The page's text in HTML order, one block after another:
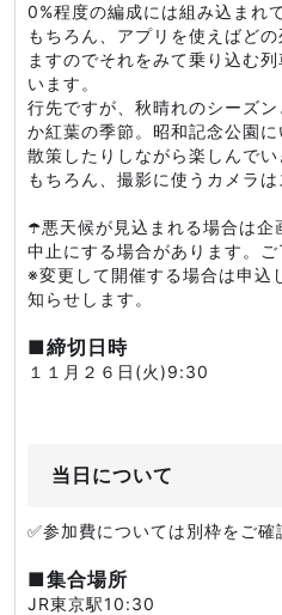
0%程度の編成には組み込まれ
もちろん、アプリを使えばど
ますのでそれをみて乗り込む
います。
行先ですが、秋晴れのシーズ
か紅葉の季節。昭和記念公園
散策したりしながら楽しんでい
もちろん、撮影に使うカメラは
☂️悪天候が見込まれる場合は企
中止にする場合があります。ご
※変更して開催する場合は申込
知らせします。
■締切日時
１１月２６日(火)9:30
当日について
✅参加費については別枠をご確
■集合場所
JR東京駅10:30